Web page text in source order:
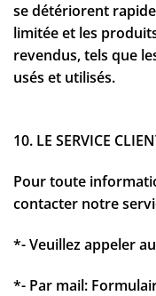
se détériorent
limitée et les
revendus, tels que
usés et utilisés.
10. LE SERVICE
Pour toute
contacter notre
*- Veuillez appeler
*- Par mail: